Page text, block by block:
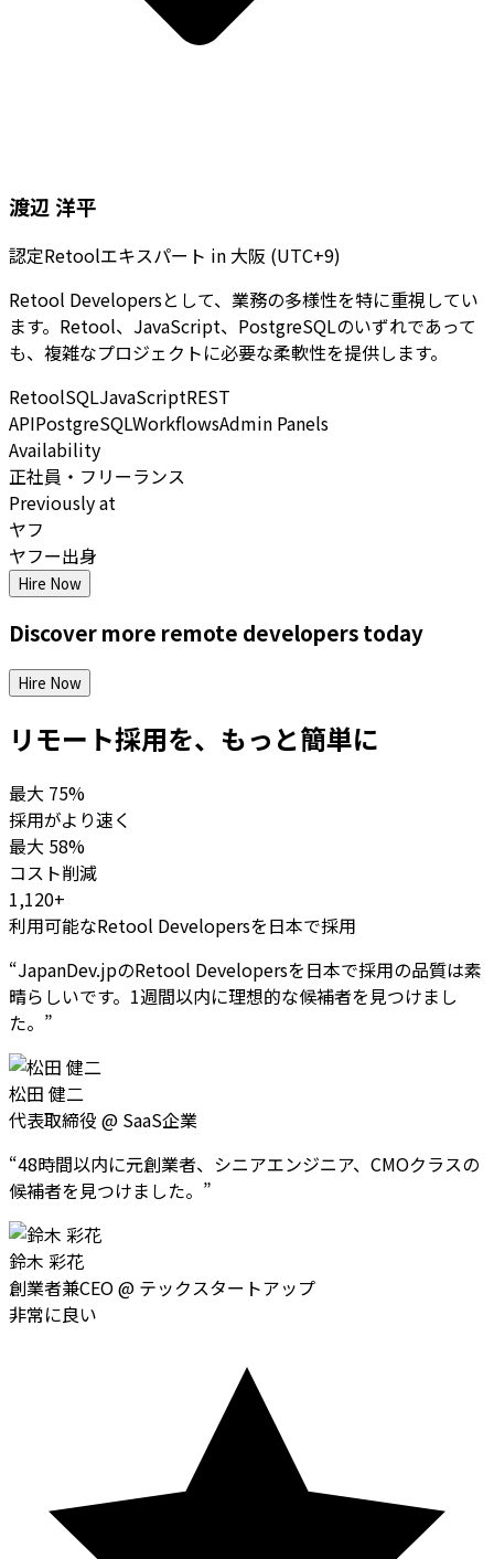
渡辺 洋平
認定Retoolエキスパート in 大阪 (UTC+9)
Retool Developersとして、業務の多様性を特に重視してい
ます。Retool、JavaScript、PostgreSQLのいずれであって
も、複雑なプロジェクトに必要な柔軟性を提供します。
RetoolSQLJavaScriptREST
APIPostgreSQLWorkflowsAdmin Panels
Availability
正社員・フリーランス
Previously at
ヤフ
ヤフー出身
Hire Now
Discover more remote developerstoday
Hire Now
リモート採用を、もっと簡単に
最大 75%
採用がより速く
最大 58%
コスト削減
1,120+
利用可能なRetool Developersを日本で採用
“JapanDev.jpのRetool Developersを日本で採用の品質は素
晴らしいです。1週間以内に理想的な候補者を見つけまし
た。 ”
松田 健二
代表取締役 @ SaaS企業
“48時間以内に元創業者、シニアエンジニア、CMOクラスの
候補者を見つけました。 ”
鈴木 彩花
創業者兼CEO@ テックスタートアップ
非常に良い